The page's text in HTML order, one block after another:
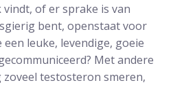
of er sprake is van
bent, openstaat voor
leuke, levendige, goeie
Met andere
testosteron smeren,